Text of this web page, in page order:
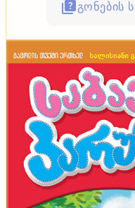
მოდური, მაგრამ
ინტერიერში -
გადაწყვეტილებებს
გონების